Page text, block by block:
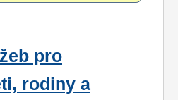
pro
rodiny a